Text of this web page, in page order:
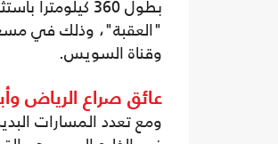
"العقبة"، وذلك في
وقناة السويس.
عائق صراع الرياض
ومع تعدد المسارات